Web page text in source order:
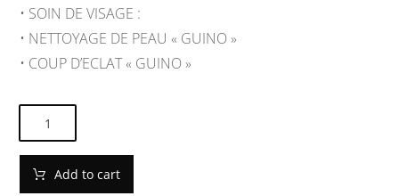
•⁠ ⁠SOIN DE VISAGE :
•⁠ ⁠NETTOYAGE DE PEAU « GUINO »
•⁠ ⁠COUP D’ECLAT « GUINO »
Add to cart